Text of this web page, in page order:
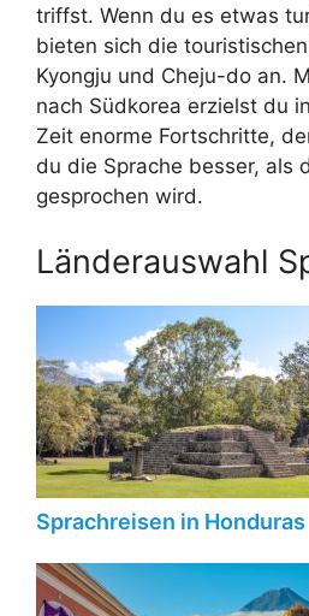
triffst. Wenn du es etwas
bieten sich die
Kyongju und Cheju-do an.
nach Südkorea erzielst du
Zeit enorme Fortschritte,
du die Sprache besser, als
gesprochen wird.
Länderauswahl
Sprachreisen in Honduras